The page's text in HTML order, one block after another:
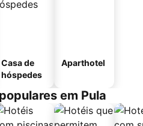
Casa de
hóspedes
Aparthotel
em Pula